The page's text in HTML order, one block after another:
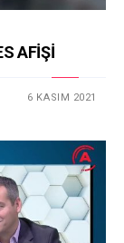
AFİŞİ
6 KASIM 2021